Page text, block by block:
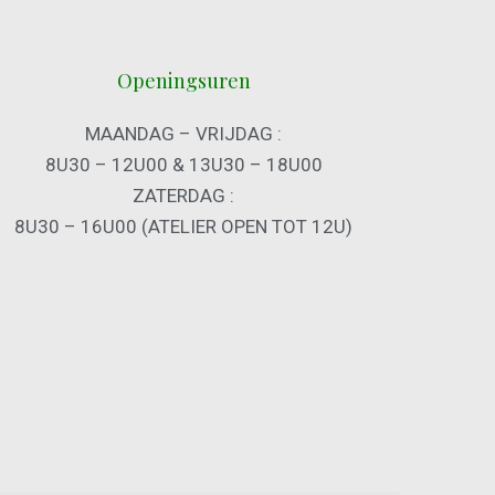
Openingsuren
MAANDAG – VRIJDAG :
8U30 – 12U00 & 13U30 – 18U00
ZATERDAG :
8U30 – 16U00 (ATELIER OPEN TOT 12U)